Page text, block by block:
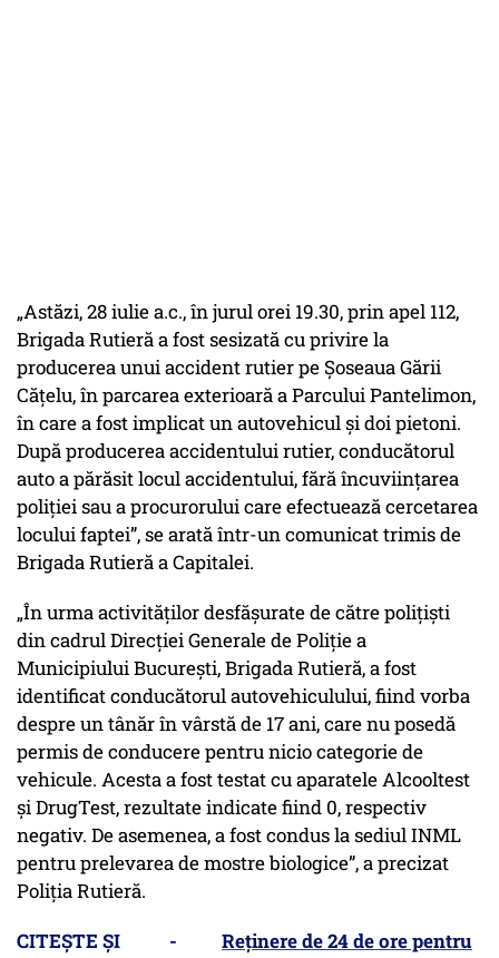
„Astăzi, 28 iulie a.c., în jurul orei 19.30, prin apel 112,
Brigada Rutieră a fost sesizată cu privire la
producerea unui accident rutier pe Şoseaua Gării
Căţelu, în parcarea exterioară a Parcului Pantelimon,
în care a fost implicat un autovehicul şi doi pietoni.
După producerea accidentului rutier, conducătorul
auto a părăsit locul accidentului, fără încuviinţarea
poliţiei sau a procurorului care efectuează cercetarea
locului faptei”, se arată într-un comunicat trimis de
Brigada Rutieră a Capitalei.
„În urma activităţilor desfăşurate de către poliţişti
din cadrul Direcţiei Generale de Poliţie a
Municipiului Bucureşti, Brigada Rutieră, a fost
identificat conducătorul autovehiculului, fiind vorba
despre un tânăr în vârstă de 17 ani, care nu posedă
permis de conducere pentru nicio categorie de
vehicule. Acesta a fost testat cu aparatele Alcooltest
şi DrugTest, rezultate indicate fiind 0, respectiv
negativ. De asemenea, a fost condus la sediul INML
pentru prelevarea de mostre biologice”, a precizat
Poliția Rutieră.
CITEȘTE ȘI - Reținere de 24 de ore pentru